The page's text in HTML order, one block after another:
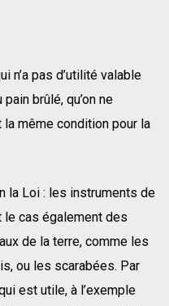
n’a pas d’utilité valable
brûlé, qu’on ne
la même condition pour la
la Loi : les instruments de
le cas également des
de la terre, comme les
ou les scarabées. Par
est utile, à l’exemple